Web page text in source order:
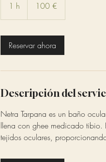
1 h 100 €
Reservar ahora
Descripción del
Netra Tarpana es un baño
llena con ghee medicado tibio.